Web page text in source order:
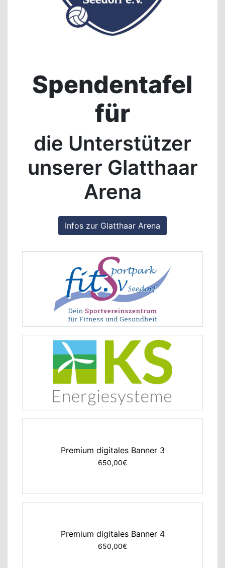
Spendentafel
für
die Unterstützer
unserer Glatthaar
Arena
Infos zur Glatthaar Arena
Premium digitales Banner 3
650,00€
Premium digitales Banner 4
650,00€